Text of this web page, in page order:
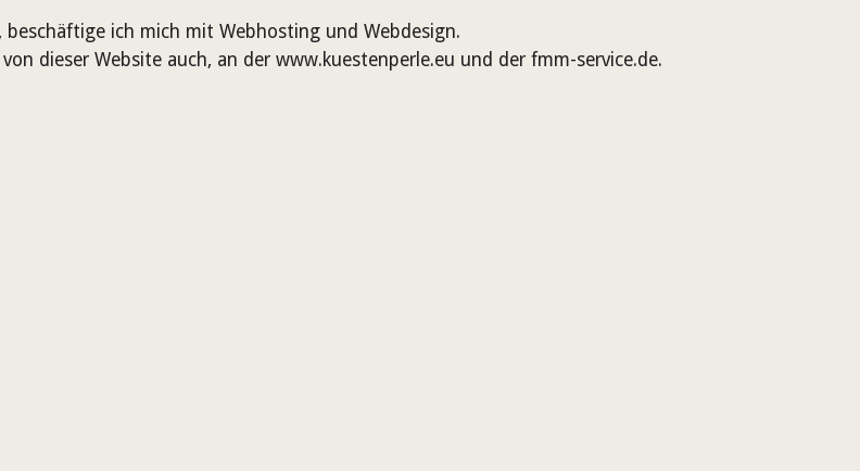
ich mich mit Webhosting und Webdesign.
dieser Website auch, an der www.kuestenperle.eu und der fmm-service.de.